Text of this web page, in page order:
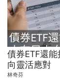
債券ETF還
向靈活應對
林奇芬